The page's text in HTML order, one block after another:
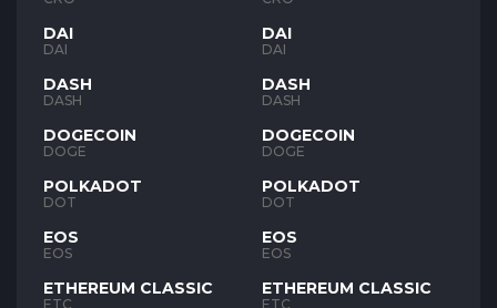
DAI
DAI
DASH
DASH
DOGECOIN
DOGE
POLKADOT
DOT
EOS
EOS
ETHEREUM CLASSIC
ETC
DAI
DAI
DASH
DASH
DOGECOIN
DOGE
POLKADOT
DOT
EOS
EOS
ETHEREUM CLASSIC
ETC